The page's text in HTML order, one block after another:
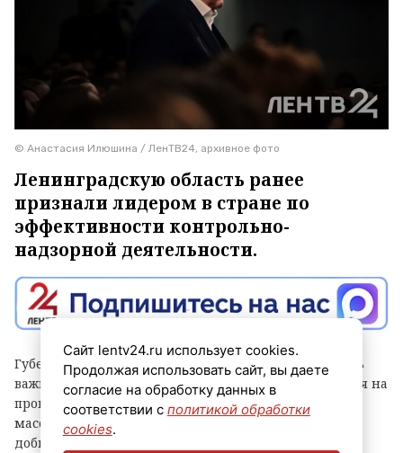
© Анастасия Илюшина / ЛенТВ24, архивное фото
Ленинградскую область ранее
признали лидером в стране по
эффективности контрольно-
надзорной деятельности.
Губернатор Александр Дрозденко заявил, что теперь
важно сохранить лидерство после отмены моратория на
проверки, а для этого контроль должен быть не
массовым, а точным и современным. Чтобы этого
добиться, в Ленобласти, в частности, развивают
Сайт lentv24.ru использует cookies.
Продолжая использовать сайт, вы даете
согласие на обработку данных в
соответствии с политикой обработки
cookies.